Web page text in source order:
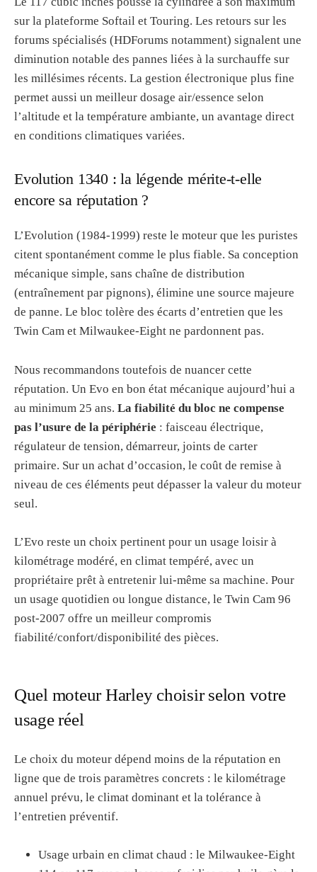
sur la plateforme Softail et Touring. Les retours sur les
forums spécialisés (HDForums notamment) signalent une
diminution notable des pannes liées à la surchauffe sur
les millésimes récents. La gestion électronique plus fine
permet aussi un meilleur dosage air/essence selon
l’altitude et la température ambiante, un avantage direct
en conditions climatiques variées.
Evolution 1340 : la légende mérite-t-elle
encore sa réputation ?
L’Evolution (1984-1999) reste le moteur que les puristes
citent spontanément comme le plus fiable. Sa conception
mécanique simple, sans chaîne de distribution
(entraînement par pignons), élimine une source majeure
de panne. Le bloc tolère des écarts d’entretien que les
Twin Cam et Milwaukee-Eight ne pardonnent pas.
Nous recommandons toutefois de nuancer cette
réputation. Un Evo en bon état mécanique aujourd’hui a
au minimum 25 ans. La fiabilité du bloc ne compense
pas l’usure de la périphérie : faisceau électrique,
régulateur de tension, démarreur, joints de carter
primaire. Sur un achat d’occasion, le coût de remise à
niveau de ces éléments peut dépasser la valeur du moteur
seul.
L’Evo reste un choix pertinent pour un usage loisir à
kilométrage modéré, en climat tempéré, avec un
propriétaire prêt à entretenir lui-même sa machine. Pour
un usage quotidien ou longue distance, le Twin Cam 96
post-2007 offre un meilleur compromis
fiabilité/confort/disponibilité des pièces.
Quel moteur Harley choisir selon votre
usage réel
Le choix du moteur dépend moins de la réputation en
ligne que de trois paramètres concrets : le kilométrage
annuel prévu, le climat dominant et la tolérance à
l’entretien préventif.
Usage urbain en climat chaud : le Milwaukee-Eight